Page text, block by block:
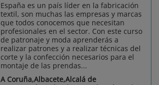
España es un país líder en la fabricación
textil, son muchas las empresas y marcas
que todos conocemos que necesitan
profesionales en el sector. Con este curso
de patronaje y moda aprenderás a
realizar patrones y a realizar técnicas del
corte y la confección necesarios para el
montaje de las prendas...
A Coruña,Albacete,Alcalá de